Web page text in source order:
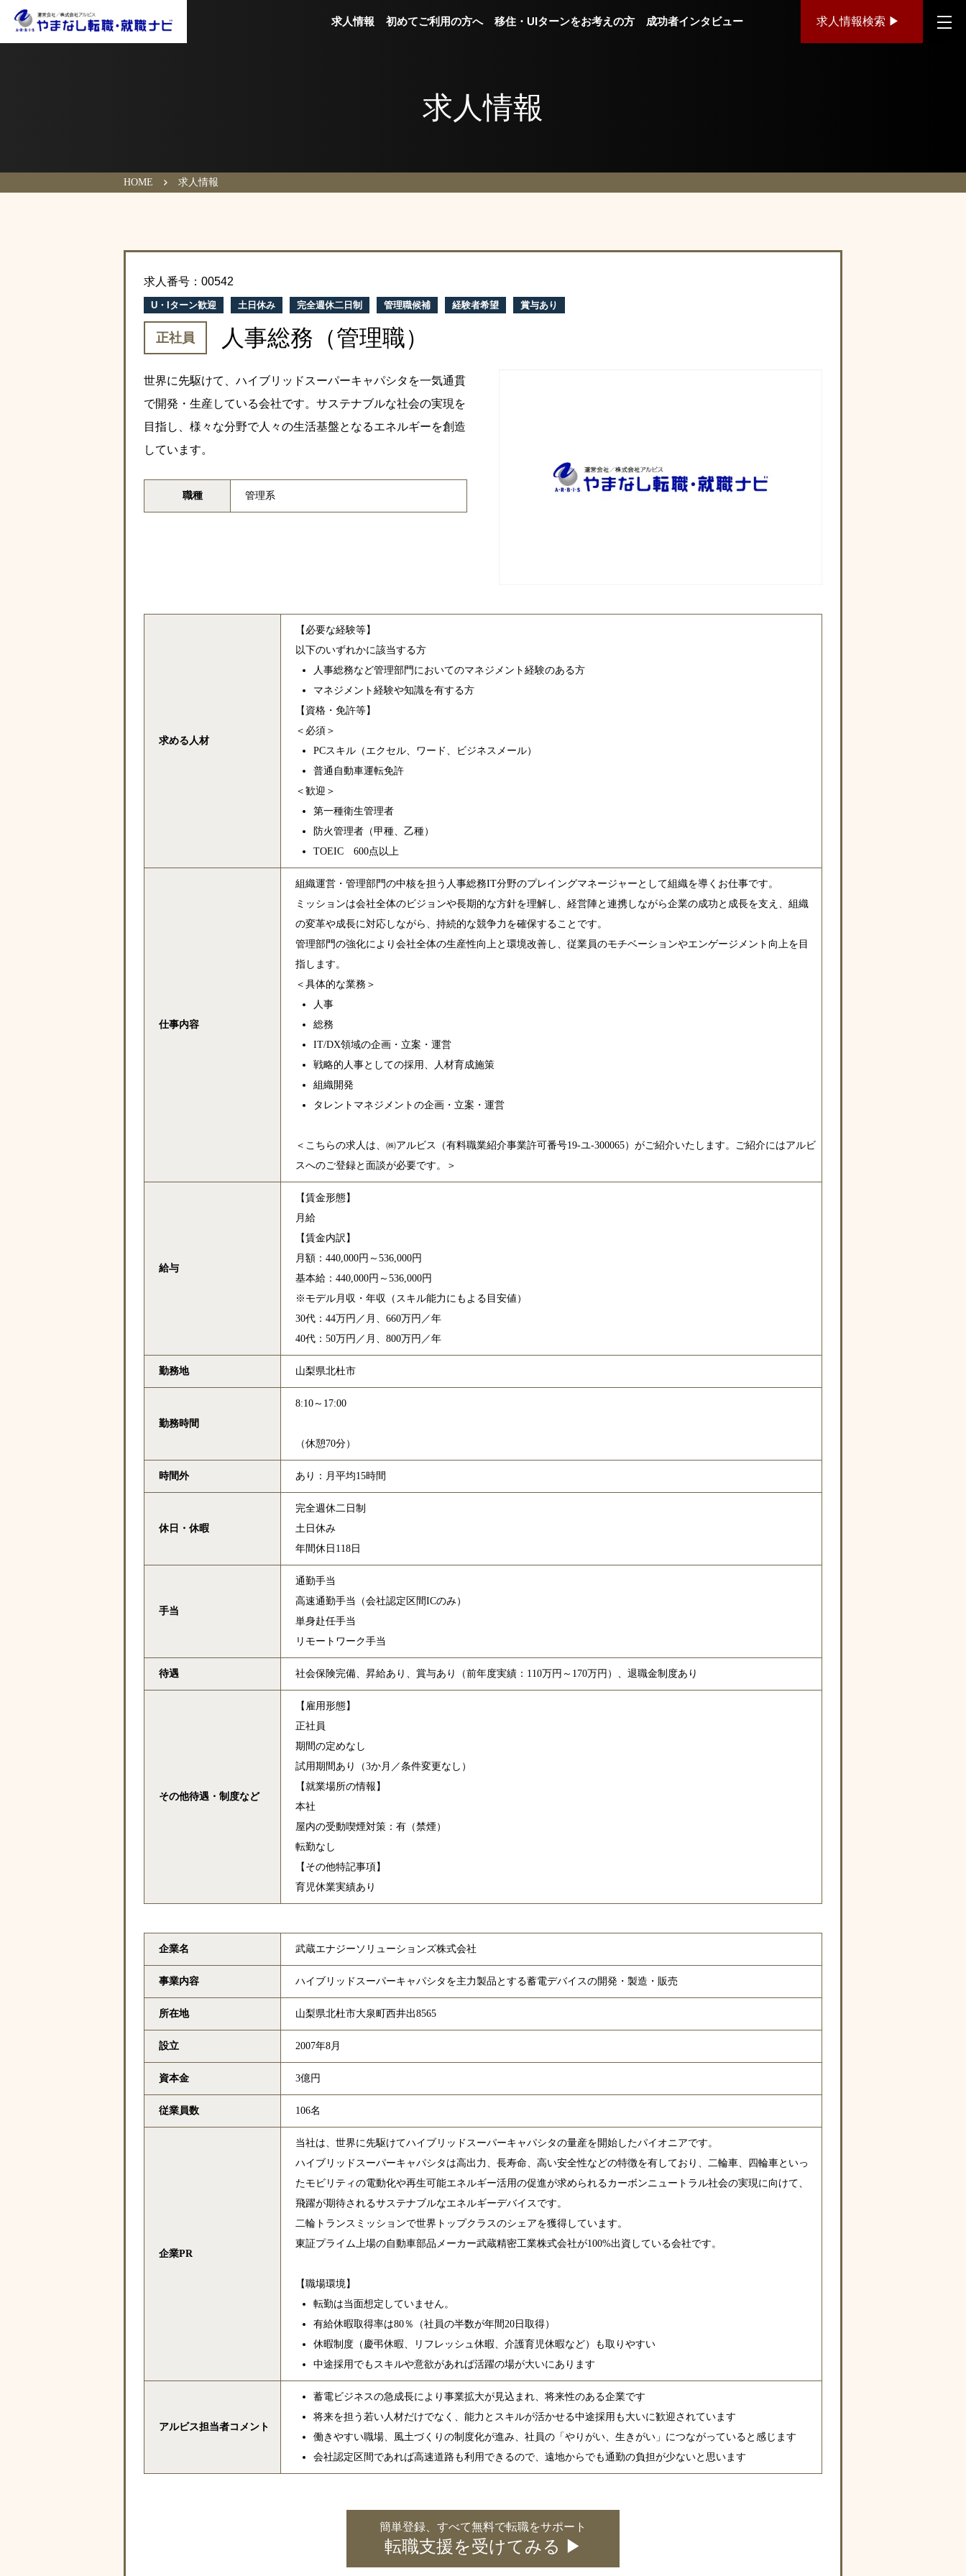
求人情報 初めてご利用の方へ 移住・UIターンをお考えの方 成功者インタビュー 求人情報検索 ▶
求人情報
HOME 求人情報
求人番号：00542
U・Iターン歓迎 土日休み 完全週休二日制 管理職候補 経験者希望 賞与あり
正社員 人事総務（管理職）
世界に先駆けて、ハイブリッドスーパーキャパシタを一気通貫
で開発・生産している会社です。サステナブルな社会の実現を
目指し、様々な分野で人々の生活基盤となるエネルギーを創造
しています。
職種 管理系
求める人材
【必要な経験等】
以下のいずれかに該当する方
人事総務など管理部門においてのマネジメント経験のある方
マネジメント経験や知識を有する方
【資格・免許等】
＜必須＞
PCスキル（エクセル、ワード、ビジネスメール）
普通自動車運転免許
＜歓迎＞
第一種衛生管理者
防火管理者（甲種、乙種）
TOEIC 600点以上
仕事内容
組織運営・管理部門の中核を担う人事総務IT分野のプレイングマネージャーとして組織を導くお仕事です。
ミッションは会社全体のビジョンや長期的な方針を理解し、経営陣と連携しながら企業の成功と成長を支え、組織
の変革や成長に対応しながら、持続的な競争力を確保することです。
管理部門の強化により会社全体の生産性向上と環境改善し、従業員のモチベーションやエンゲージメント向上を目
指します。
＜具体的な業務＞
人事
総務
IT/DX領域の企画・立案・運営
戦略的人事としての採用、人材育成施策
組織開発
タレントマネジメントの企画・立案・運営
＜こちらの求人は、㈱アルビス（有料職業紹介事業許可番号19-ユ-300065）がご紹介いたします。ご紹介にはアルビ
スへのご登録と面談が必要です。＞
給与
【賃金形態】
月給
【賃金内訳】
月額：440,000円～536,000円
基本給：440,000円～536,000円
※モデル月収・年収（スキル能力にもよる目安値）
30代：44万円／月、660万円／年
40代：50万円／月、800万円／年
勤務地 山梨県北杜市
勤務時間
8:10～17:00
（休憩70分）
時間外 あり：月平均15時間
休日・休暇
完全週休二日制
土日休み
年間休日118日
手当
通勤手当
高速通勤手当（会社認定区間ICのみ）
単身赴任手当
リモートワーク手当
待遇 社会保険完備、昇給あり、賞与あり（前年度実績：110万円～170万円）、退職金制度あり
その他待遇・ 制度など
【雇用形態】
正社員
期間の定めなし
試用期間あり（3か月／条件変更なし）
【就業場所の情報】
本社
屋内の受動喫煙対策：有（禁煙）
転勤なし
【その他特記事項】
育児休業実績あり
企業名 武蔵エナジーソリューションズ株式会社
事業内容 ハイブリッドスーパーキャパシタを主力製品とする蓄電デバイスの開発・製造・販売
所在地 山梨県北杜市大泉町西井出8565
設立 2007年8月
資本金 3億円
従業員数 106名
企業PR
当社は、世界に先駆けてハイブリッドスーパーキャパシタの量産を開始したパイオニアです。
ハイブリッドスーパーキャパシタは高出力、長寿命、高い安全性などの特徴を有しており、二輪車、四輪車といっ
たモビリティの電動化や再生可能エネルギー活用の促進が求められるカーボンニュートラル社会の実現に向けて、
飛躍が期待されるサステナブルなエネルギーデバイスです。
二輪トランスミッションで世界トップクラスのシェアを獲得しています。
東証プライム上場の自動車部品メーカー武蔵精密工業株式会社が100%出資している会社です。
【職場環境】
転勤は当面想定していません。
有給休暇取得率は80％（社員の半数が年間20日取得）
休暇制度（慶弔休暇、リフレッシュ休暇、介護育児休暇など）も取りやすい
中途採用でもスキルや意欲があれば活躍の場が大いにあります
アルビス担当者コメント
蓄電ビジネスの急成長により事業拡大が見込まれ、将来性のある企業です
将来を担う若い人材だけでなく、能力とスキルが活かせる中途採用も大いに歓迎されています
働きやすい職場、風土づくりの制度化が進み、社員の「やりがい、生きがい」につながっていると感じます
会社認定区間であれば高速道路も利用できるので、遠地からでも通勤の負担が少ないと思います
簡単登録、すべて無料で転職をサポート
転職支援を受けてみる ▶